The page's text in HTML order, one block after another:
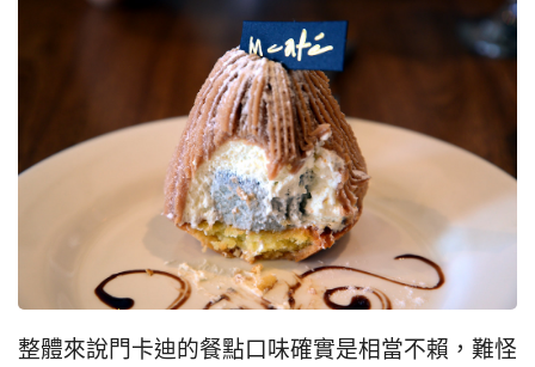
整體來說門卡迪的餐點口味確實是相當不賴，難怪